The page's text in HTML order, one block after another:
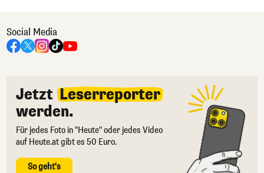
Social Media
Jetzt Leserreporter
werden.
Für jedes Foto in "Heute" oder jedes Video
auf Heute.at gibt es 50 Euro.
So geht's